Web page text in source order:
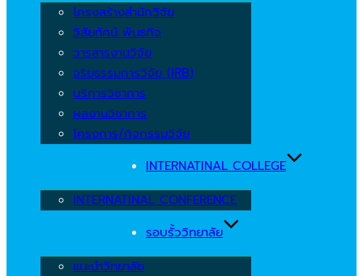
โครงสร้างสำนักวิจัย
วิสัยทัศน์ พันธกิจ
วารสารงานวิจัย
จริยธรรมการวิจัย (IRB)
บริการวิชาการ
ผลงานวิชาการ
โครงการ/กิจกรรมวิจัย
INTERNATINAL COLLEGE
INTERNATINAL CONFERENCE
รอบรั้ววิทยาลัย
แนะนำวิทยาลัย